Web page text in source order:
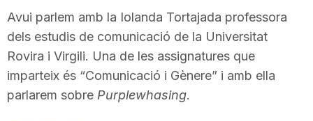
Avui parlem amb la Iolanda Tortajada professora
dels estudis de comunicació de la Universitat
Rovira i Virgili. Una de les assignatures que
imparteix és “Comunicació i Gènere” i amb ella
parlarem sobre Purplewhasing.